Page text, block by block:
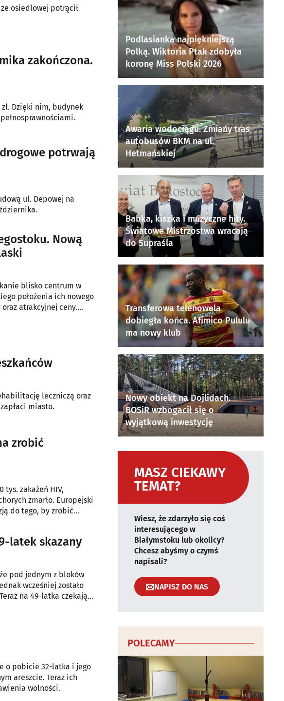
osiedlowej potrącił
zakończona.
Dzięki nim, budynek
potrwają
ul. Depowej na
Nową
blisko centrum w
położenia ich nowego
atrakcyjnej ceny.
leczniczą oraz
miasto.
zrobić
tys. zakażeń HIV,
zmarło. Europejski
do tego, by zrobić
latek skazany
pod jednym z bloków
wcześniej zostało
na 49-latka czekają
o pobicie 32-latka i jego
areszcie. Teraz ich
wolności.
Podlasianka najpiękniejszą
Polką. Wiktoria Ptak zdobyła
koronę Miss Polski 2026
Awaria wodociągu. Zmiany tras
autobusów BKM na ul.
Hetmańskiej
Babka, kiszka i muzyczne hity.
Światowe Mistrzostwa wracają
do Supraśla
Transferowa telenowela
dobiegła końca. Afimico Pululu
ma nowy klub
Nowy obiekt na Dojlidach.
BOSiR wzbogacił się o
wyjątkową inwestycję
MASZ CIEKAWY
TEMAT?
Wiesz, że zdarzyło się coś
interesującego w
Białymstoku lub okolicy?
Chcesz abyśmy o czymś
napisali?
NAPISZ DO NAS
POLECAMY